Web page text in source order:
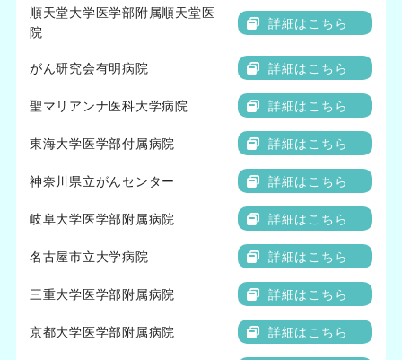
順天堂大学医学部附属順天堂医
院
詳細はこちら
がん研究会有明病院 詳細はこちら
聖マリアンナ医科大学病院 詳細はこちら
東海大学医学部付属病院 詳細はこちら
神奈川県立がんセンター 詳細はこちら
岐阜大学医学部附属病院 詳細はこちら
名古屋市立大学病院 詳細はこちら
三重大学医学部附属病院 詳細はこちら
京都大学医学部附属病院 詳細はこちら